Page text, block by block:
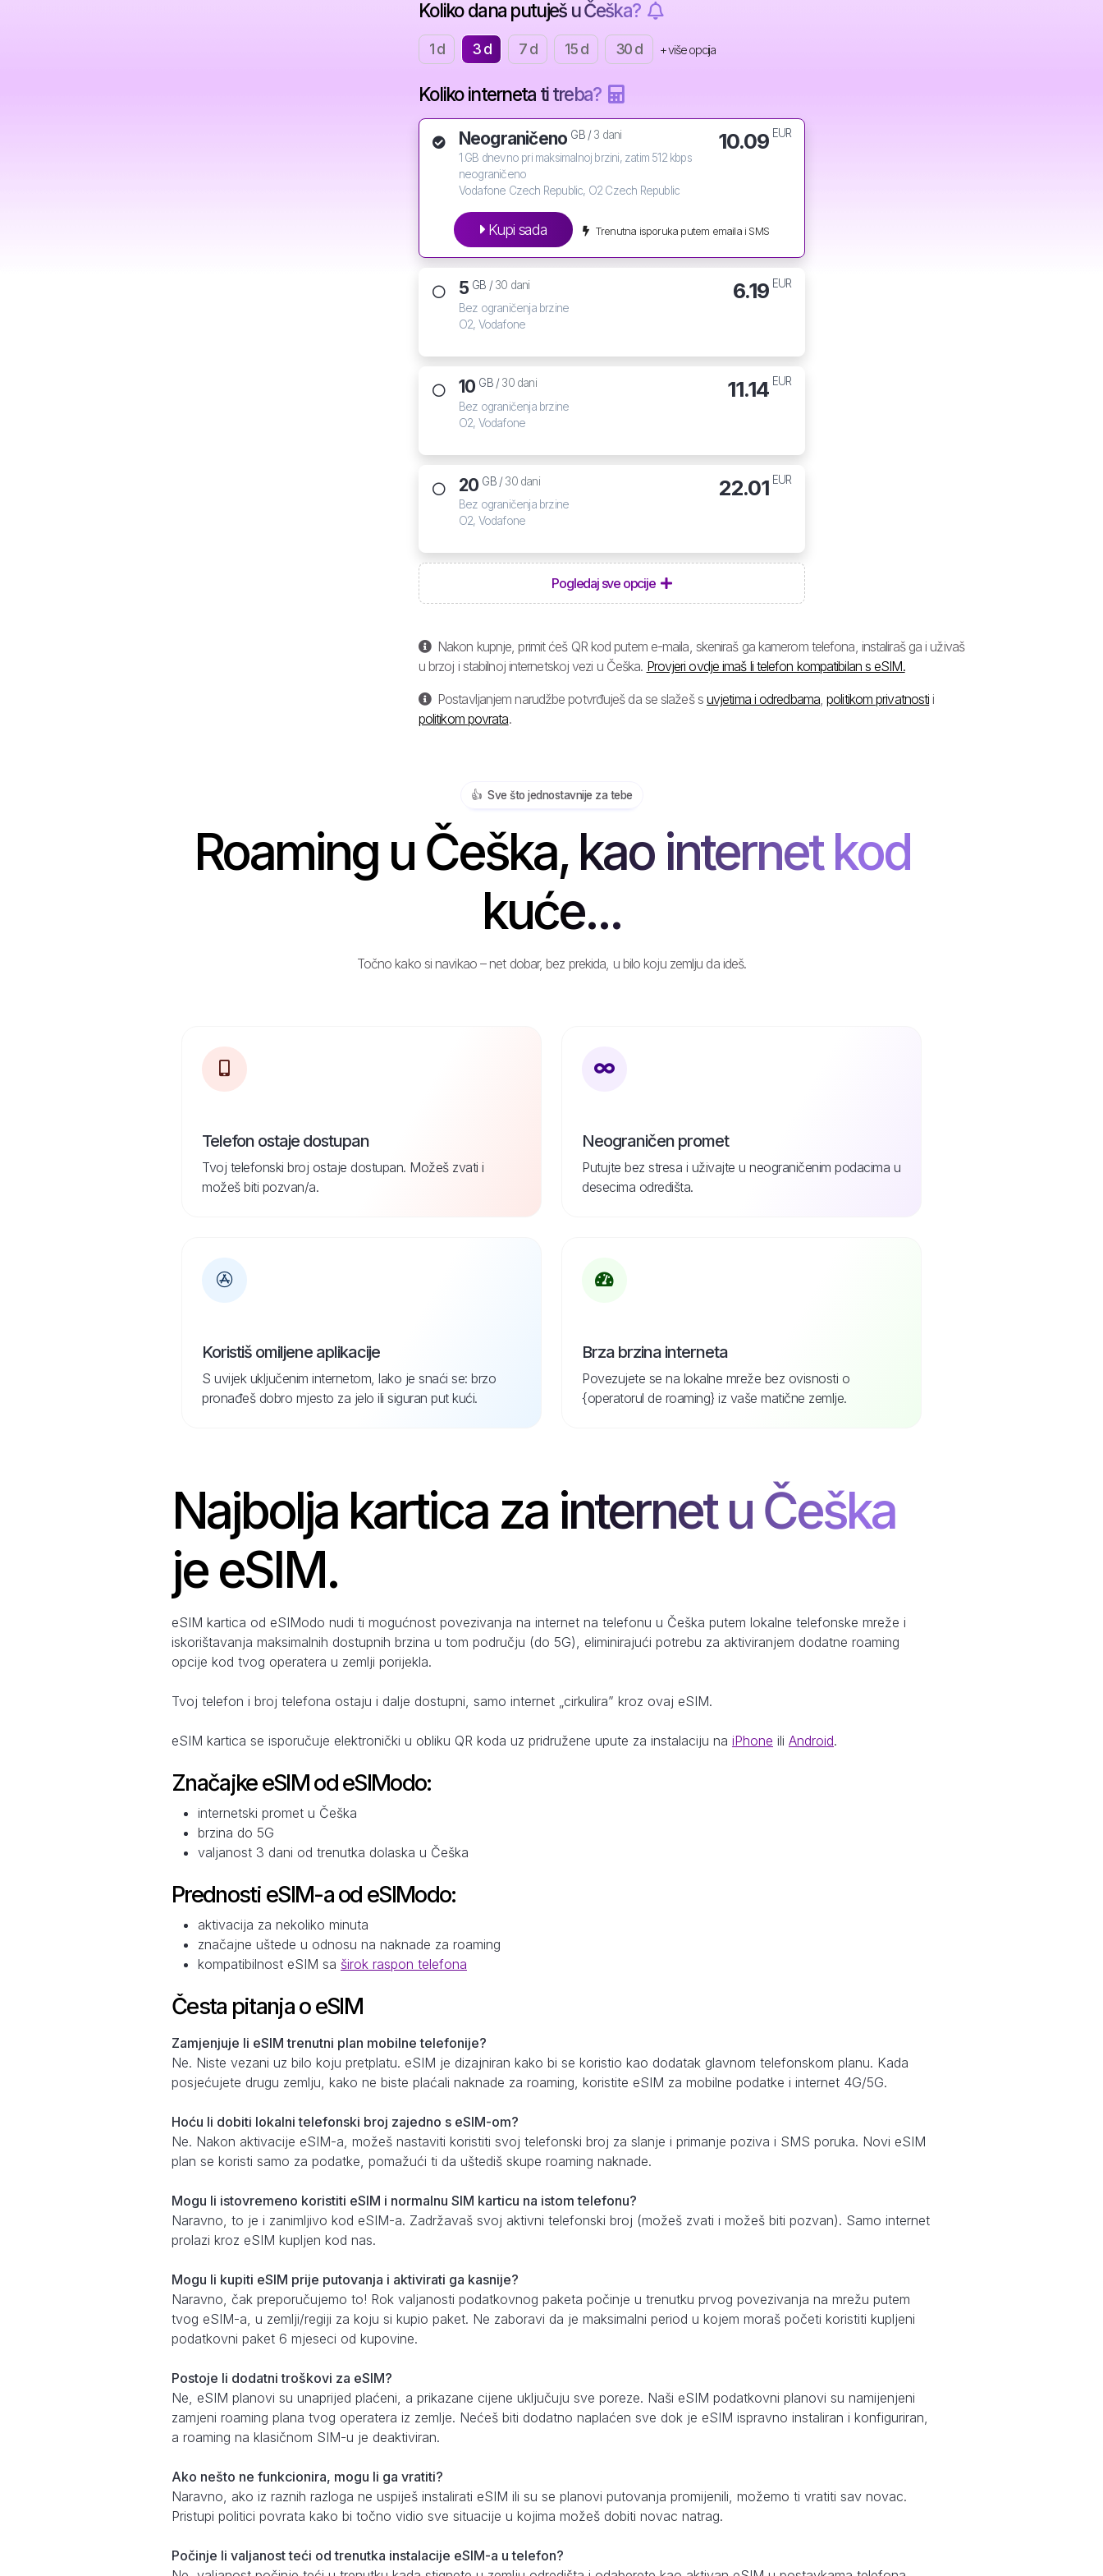
Koliko dana putuješ u Češka?
1 d 3 d 7 d 15 d 30 d + više opcija
Koliko interneta ti treba?
Neograničeno GB /3 dani
1 GB dnevno pri maksimalnoj brzini, zatim 512 kbps
neograničeno
Vodafone Czech Republic, O2 Czech Republic
10.09 EUR
Kupi sada Trenutna isporuka putem emaila i SMS
5 GB /30 dani
Bez ograničenja brzine
O2, Vodafone
6.19 EUR
10 GB /30 dani
Bez ograničenja brzine
O2, Vodafone
11.14 EUR
20 GB /30 dani
Bez ograničenja brzine
O2, Vodafone
22.01 EUR
Pogledaj sve opcije
Nakon kupnje, primit ćeš QR kod putem e-maila, skeniraš ga kamerom telefona, instaliraš ga i uživaš
u brzoj i stabilnoj internetskoj vezi u Češka. Provjeri ovdje imaš li telefon kompatibilan s eSIM.
Postavljanjem narudžbe potvrđuješ da se slažeš s uvjetima i odredbama,politikom privatnosti i
politikom povrata.
👍️ Sve što jednostavnije za tebe
Roaming u Češka, kao internet kod
kuće...
Točno kako si navikao – net dobar, bez prekida, u bilo koju zemlju da ideš.
Telefon ostaje dostupan
Tvoj telefonski broj ostaje dostupan. Možeš zvati i
možeš biti pozvan/a.
Neograničen promet
Putujte bez stresa i uživajte u neograničenim podacima u
desecima odredišta.
Koristiš omiljene aplikacije
S uvijek uključenim internetom, lako je snaći se: brzo
pronađeš dobro mjesto za jelo ili siguran put kući.
Brza brzina interneta
Povezujete se na lokalne mreže bez ovisnosti o
{operatorul de roaming} iz vaše matične zemlje.
Najbolja kartica za internet u Češka
je eSIM.
eSIM kartica od eSIModo nudi ti mogućnost povezivanja na internet na telefonu u Češka putem lokalne telefonske mreže i
iskorištavanja maksimalnih dostupnih brzina u tom području (do 5G), eliminirajući potrebu za aktiviranjem dodatne roaming
opcije kod tvog operatera u zemlji porijekla.
Tvoj telefon i broj telefona ostaju i dalje dostupni, samo internet „cirkulira” kroz ovaj eSIM.
eSIM kartica se isporučuje elektronički u obliku QR koda uz pridružene upute za instalaciju na iPhone ili Android.
Značajke eSIM od eSIModo:
internetski promet u Češka
brzina do 5G
valjanost 3 dani od trenutka dolaska u Češka
Prednosti eSIM-a od eSIModo:
aktivacija za nekoliko minuta
značajne uštede u odnosu na naknade za roaming
kompatibilnost eSIM sa širok raspon telefona
Česta pitanja o eSIM
Zamjenjuje li eSIM trenutni plan mobilne telefonije?
Ne. Niste vezani uz bilo koju pretplatu. eSIM je dizajniran kako bi se koristio kao dodatak glavnom telefonskom planu. Kada
posjećujete drugu zemlju, kako ne biste plaćali naknade za roaming, koristite eSIM za mobilne podatke i internet 4G/5G.
Hoću li dobiti lokalni telefonski broj zajedno s eSIM-om?
Ne. Nakon aktivacije eSIM-a, možeš nastaviti koristiti svoj telefonski broj za slanje i primanje poziva i SMS poruka. Novi eSIM
plan se koristi samo za podatke, pomažući ti da uštediš skupe roaming naknade.
Mogu li istovremeno koristiti eSIM i normalnu SIM karticu na istom telefonu?
Naravno, to je i zanimljivo kod eSIM-a. Zadržavaš svoj aktivni telefonski broj (možeš zvati i možeš biti pozvan). Samo internet
prolazi kroz eSIM kupljen kod nas.
Mogu li kupiti eSIM prije putovanja i aktivirati ga kasnije?
Naravno, čak preporučujemo to! Rok valjanosti podatkovnog paketa počinje u trenutku prvog povezivanja na mrežu putem
tvog eSIM-a, u zemlji/regiji za koju si kupio paket. Ne zaboravi da je maksimalni period u kojem moraš početi koristiti kupljeni
podatkovni paket 6 mjeseci od kupovine.
Postoje li dodatni troškovi za eSIM?
Ne, eSIM planovi su unaprijed plaćeni, a prikazane cijene uključuju sve poreze. Naši eSIM podatkovni planovi su namijenjeni
zamjeni roaming plana tvog operatera iz zemlje. Nećeš biti dodatno naplaćen sve dok je eSIM ispravno instaliran i konfiguriran,
a roaming na klasičnom SIM-u je deaktiviran.
Ako nešto ne funkcionira, mogu li ga vratiti?
Naravno, ako iz raznih razloga ne uspiješ instalirati eSIM ili su se planovi putovanja promijenili, možemo ti vratiti sav novac.
Pristupi politici povrata kako bi točno vidio sve situacije u kojima možeš dobiti novac natrag.
Počinje li valjanost teći od trenutka instalacije eSIM-a u telefon?